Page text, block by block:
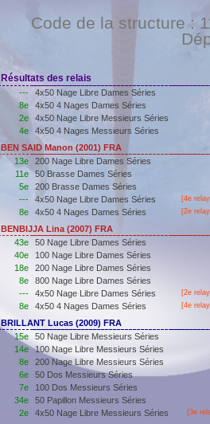
Code de la structure :
Résultats des relais
---
4x50 Nage Libre Dames Séries
8e
4x50 4 Nages Dames Séries
2e
4x50 Nage Libre Messieurs Séries
4e
4x50 4 Nages Messieurs Séries
BEN SAID Manon (2001) FRA
13e
200 Nage Libre Dames Séries
11e
50 Brasse Dames Séries
5e
200 Brasse Dames Séries
---
4x50 Nage Libre Dames Séries [4e
8e 4x50 4 Nages Dames Séries [2e
BENBIJJA Lina (2007) FRA
43e
50 Nage Libre Dames Séries
40e
100 Nage Libre Dames Séries
18e
200 Nage Libre Dames Séries
8e
800 Nage Libre Dames Séries
---
4x50 Nage Libre Dames Séries [2e
8e 4x50 4 Nages Dames Séries [4e
BRILLANT Lucas (2009) FRA
15e
50 Nage Libre Messieurs Séries
14e
100 Nage Libre Messieurs Séries
8e
200 Nage Libre Messieurs Séries
6e
50 Dos Messieurs Séries
7e
100 Dos Messieurs Séries
34e
50 Papillon Messieurs Séries
2e
4x50 Nage Libre Messieurs Séries [3e